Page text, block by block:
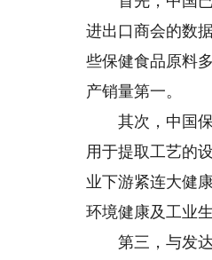
进出口商会的数
些保健食品原料
产销量第一。
其次，中国保
用于提取工艺的
业下游紧连大健
环境健康及工业
第三，与发达